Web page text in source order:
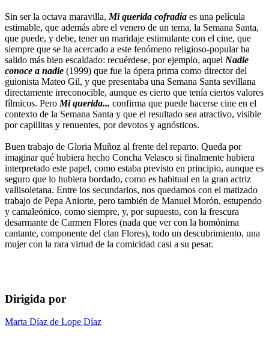
Sin ser la octava maravilla, Mi querida cofradía es una película
estimable, que además abre el venero de un tema, la Semana Santa,
que puede, y debe, tener un maridaje estimulante con el cine, que
siempre que se ha acercado a este fenómeno religioso-popular ha
salido más bien escaldado: recuérdese, por ejemplo, aquel Nadie
conoce a nadie (1999) que fue la ópera prima como director del
guionista Mateo Gil, y que presentaba una Semana Santa sevillana
directamente irreconocible, aunque es cierto que tenía ciertos valores
fílmicos. Pero Mi querida... confirma que puede hacerse cine en el
contexto de la Semana Santa y que el resultado sea atractivo, visible
por capillitas y renuentes, por devotos y agnósticos.
Buen trabajo de Gloria Muñoz al frente del reparto. Queda por
imaginar qué hubiera hecho Concha Velasco si finalmente hubiera
interpretado este papel, como estaba previsto en principio, aunque es
seguro que lo hubiera bordado, como es habitual en la gran actriz
vallisoletana. Entre los secundarios, nos quedamos con el matizado
trabajo de Pepa Aniorte, pero también de Manuel Morón, estupendo
y camaleónico, como siempre, y, por supuesto, con la frescura
desarmante de Carmen Flores (nada que ver con la homónima
cantante, componente del clan Flores), todo un descubrimiento, una
mujer con la rara virtud de la comicidad casi a su pesar.
Dirigida por
Marta Díaz de Lope Díaz